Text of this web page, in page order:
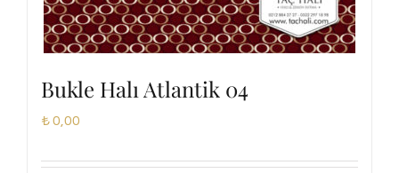
Bukle Halı Atlantik 04
₺0,00